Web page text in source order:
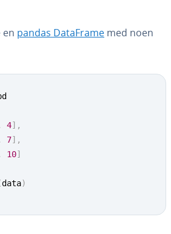
en pandas DataFrame med noen
4] ,
7] ,
10]
data)